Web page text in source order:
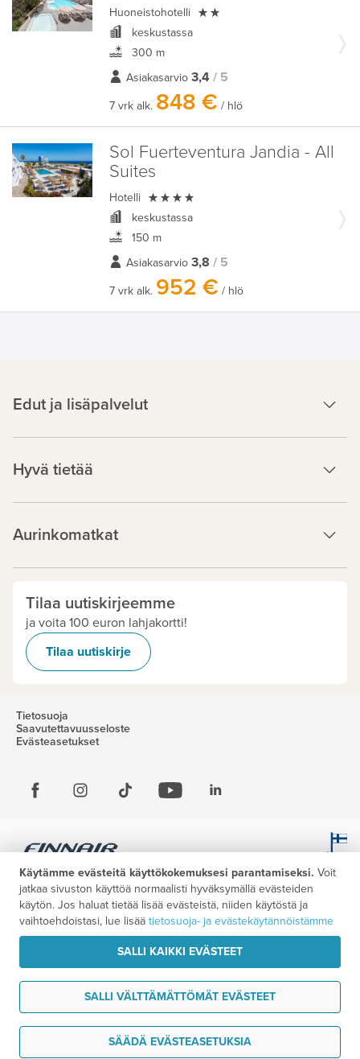
Haluan ideoita matkaani
Huoneistohotelli 
keskustassa
300 m
Asiakasarvio 3,4 / 5
7 vrk alk. 848 € / hlö
Sol Fuerteventura Jandia - All
Suites
Hotelli 
keskustassa
150 m
Asiakasarvio 3,8 / 5
7 vrk alk. 952 € / hlö
Edut ja lisäpalvelut
Hyvä tietää
Aurinkomatkat
Tilaa uutiskirjeemme
ja voita 100 euron lahjakortti!
Tilaa uutiskirje
Tietosuoja
Saavutettavuusseloste
Evästeasetukset
Käytämme evästeitä käyttökokemuksesi parantamiseksi. Voit
jatkaa sivuston käyttöä normaalisti hyväksymällä evästeiden
käytön. Jos haluat tietää lisää evästeistä, niiden käytöstä ja
vaihtoehdoistasi, lue lisää tietosuoja- ja evästekäytännöistämme
SALLI KAIKKI EVÄSTEET
SALLI VÄLTTÄMÄTTÖMÄT EVÄSTEET
SÄÄDÄ EVÄSTEASETUKSIA